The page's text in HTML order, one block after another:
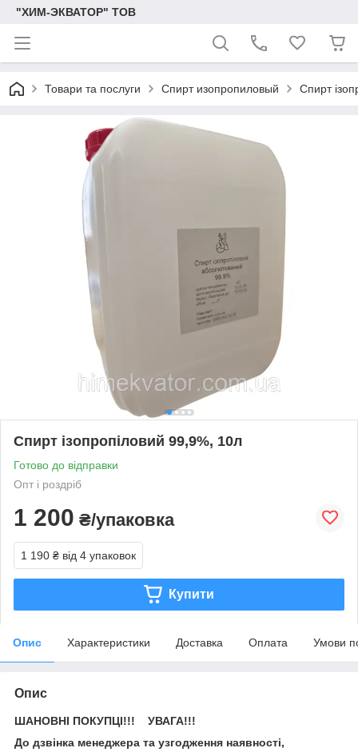
"ХИМ-ЭКВАТОР" ТОВ
Товари та послуги Спирт изопропиловый Спирт
Спирт ізопропіловий 99,9%, 10л
Готово до відправки
Опт і роздріб
1 200 ₴/упаковка
1 190 ₴ від 4 упаковок
Купити
Опис Характеристики Доставка Оплата Умови
Опис
ШАНОВНІ ПОКУПЦІ!!! УВАГА!!!
До дзвінка менеджера та узгодження наявності,